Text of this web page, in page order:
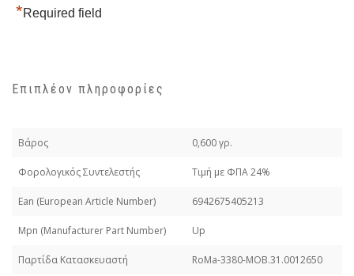
*Required field
Επιπλέον πληροφορίες
Βάρος 0,600 γρ.
Φορολογικός Συντελεστής Τιμή με ΦΠΑ 24%
Εan (European Article Number) 6942675405213
Mpn (Manufacturer Part Number) Up
Παρτίδα Κατασκευαστή RoMa-3380-MOB.31.0012650